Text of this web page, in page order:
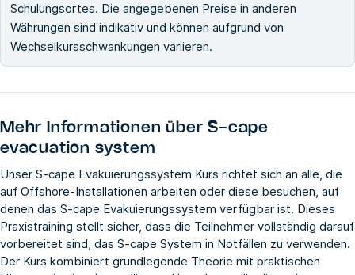
Schulungsortes. Die angegebenen Preise in anderen
Währungen sind indikativ und können aufgrund von
Wechselkursschwankungen variieren.
Mehr Informationen überS-cape
evacuation system
Unser S-cape Evakuierungssystem Kurs richtet sich an alle, die
auf Offshore-Installationen arbeiten oder diese besuchen, auf
denen das S-cape Evakuierungssystem verfügbar ist. Dieses
Praxistraining stellt sicher, dass die Teilnehmer vollständig darauf
vorbereitet sind, das S-cape System in Notfällen zu verwenden.
Der Kurs kombiniert grundlegende Theorie mit praktischen